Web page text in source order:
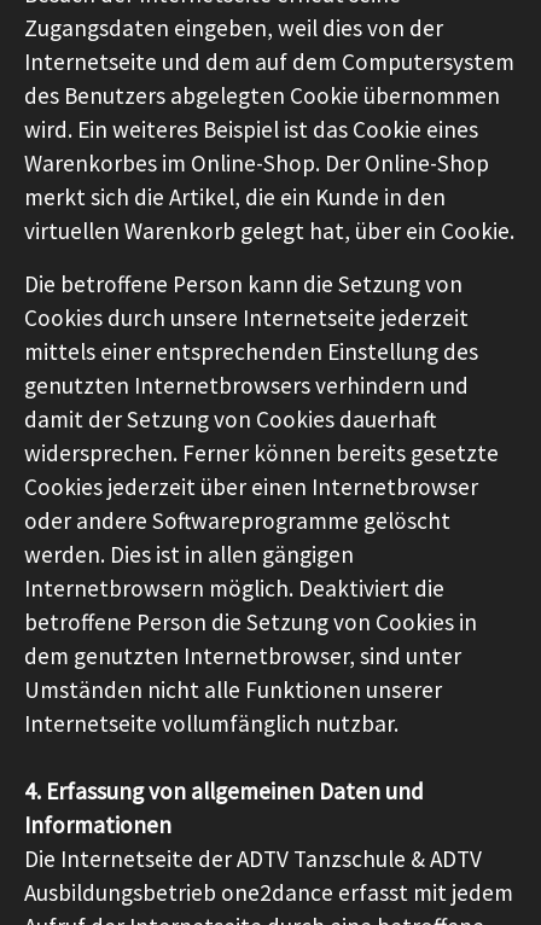
Zugangsdaten eingeben, weil dies von der
Internetseite und dem auf dem Computersystem
des Benutzers abgelegten Cookie übernommen
wird. Ein weiteres Beispiel ist das Cookie eines
Warenkorbes im Online-Shop. Der Online-Shop
merkt sich die Artikel, die ein Kunde in den
virtuellen Warenkorb gelegt hat, über ein Cookie.
Die betroffene Person kann die Setzung von
Cookies durch unsere Internetseite jederzeit
mittels einer entsprechenden Einstellung des
genutzten Internetbrowsers verhindern und
damit der Setzung von Cookies dauerhaft
widersprechen. Ferner können bereits gesetzte
Cookies jederzeit über einen Internetbrowser
oder andere Softwareprogramme gelöscht
werden. Dies ist in allen gängigen
Internetbrowsern möglich. Deaktiviert die
betroffene Person die Setzung von Cookies in
dem genutzten Internetbrowser, sind unter
Umständen nicht alle Funktionen unserer
Internetseite vollumfänglich nutzbar.
4. Erfassung von allgemeinen Daten und
Informationen
Die Internetseite der ADTV Tanzschule & ADTV
Ausbildungsbetrieb one2dance erfasst mit jedem